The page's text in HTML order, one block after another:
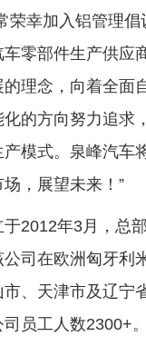
荣幸加入铝管理倡
零部件生产供应
理念，向着全面
的方向努力追求
模式。泉峰汽车
，展望未来！”
2012年3月，总
司在欧洲匈牙利
、天津市及辽宁
员工人数2300+。